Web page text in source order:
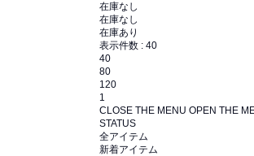
在庫なし
在庫なし
在庫あり
表示件数 : 40
40
80
120
1
CLOSE THE MENU OPEN THE
STATUS
全アイテム
新着アイテム